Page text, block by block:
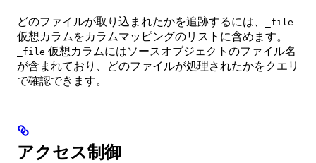
どのファイルが取り込まれたかを追跡するには、 _file
仮想カラムをカラムマッピングのリストに含めます。
_file 仮想カラムにはソースオブジェクトのファイル名
が含まれており、どのファイルが処理されたかをクエリ
で確認できます。
アクセス制御